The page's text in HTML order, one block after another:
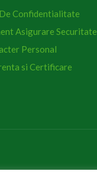
Confidentialitate
Asigurare Securitate
Personal
si Certificare